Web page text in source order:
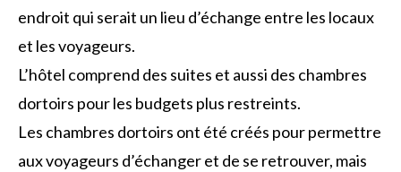
endroit qui serait un lieu d’échange entre les locaux
et les voyageurs.
L’hôtel comprend des suites et aussi des chambres
dortoirs pour les budgets plus restreints.
Les chambres dortoirs ont été créés pour permettre
aux voyageurs d’échanger et de se retrouver, mais